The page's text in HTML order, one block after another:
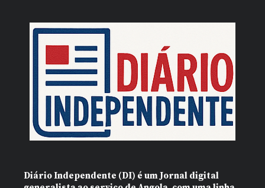
Diário Independente (DI) é um Jornal digital